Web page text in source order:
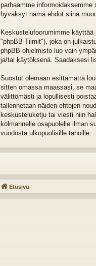
parhaamme
hyväksyt nämä ehdot siinä
Keskustelufoorumimme
"phpBB Tiimit"), joka on
phpBB-ohjelmisto luo vain
ja/tai käytöksenä. Saadaksesi
Suostut olemaan esittämättä
sitten omassa maassasi, se
välittömästi ja lopullisesti
tallennetaan näiden ehtojen
keskusteluketju tai viesti niin
kolmannelle osapuolelle ilman
vuodosta ulkopuolisille tahoille.
Etusivu